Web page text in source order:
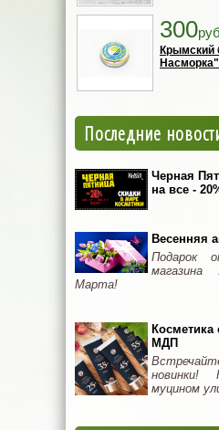
300
Крымский
Насморка"
Последние
Черная
на все -
Весенняя
Подарок
Марта!
МДП
новинки!
муцином